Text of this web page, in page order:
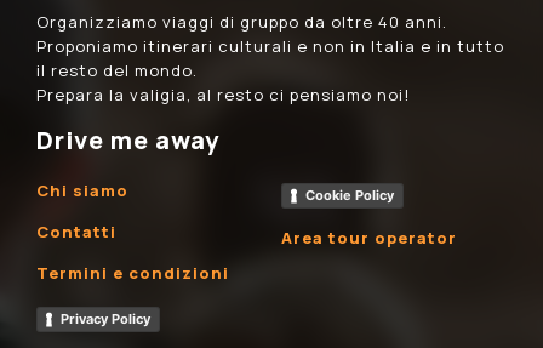
Organizziamo viaggi di gruppo da oltre 40 anni.
Proponiamo itinerari culturali e non in Italia e in tutto
il resto del mondo.
Prepara la valigia, al resto ci pensiamo noi!
Drive me away
Chi siamo
Contatti
Termini e condizioni
Privacy Policy
Cookie Policy
Area tour operator